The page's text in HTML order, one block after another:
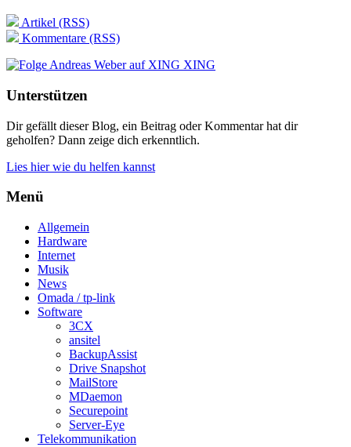
Artikel (RSS)
Kommentare (RSS)
XING
Unterstützen
Dir gefällt dieser Blog, ein Beitrag oder Kommentar hat dir
geholfen? Dann zeige dich erkenntlich.
Lies hier wie du helfen kannst
Menü
Allgemein
Hardware
Internet
Musik
News
Omada / tp-link
Software
3CX
ansitel
BackupAssist
Drive Snapshot
MailStore
MDaemon
Securepoint
Server-Eye
Telekommunikation